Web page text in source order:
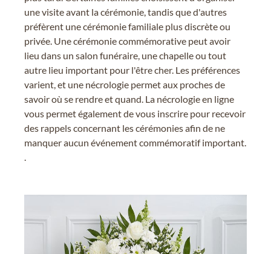
une visite avant la cérémonie, tandis que d'autres
préfèrent une cérémonie familiale plus discrète ou
privée. Une cérémonie commémorative peut avoir
lieu dans un salon funéraire, une chapelle ou tout
autre lieu important pour l'être cher. Les préférences
varient, et une nécrologie permet aux proches de
savoir où se rendre et quand. La nécrologie en ligne
vous permet également de vous inscrire pour recevoir
des rappels concernant les cérémonies afin de ne
manquer aucun événement commémoratif important.